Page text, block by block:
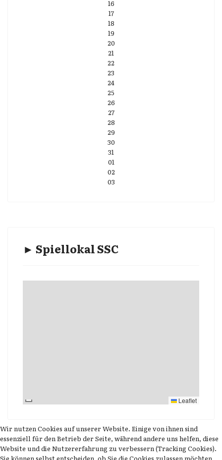
16
17
18
19
20
21
22
23
24
25
26
27
28
29
30
31
01
02
03
► Spiellokal SSC
Leaflet
Wir nutzen Cookies auf unserer Website. Einige von ihnen sind
essenziell für den Betrieb der Seite, während andere uns helfen, diese
Website und die Nutzererfahrung zu verbessern (Tracking Cookies).